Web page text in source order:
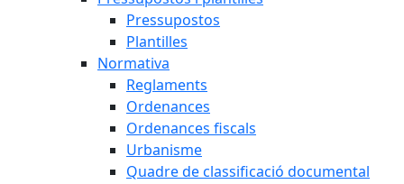
Pressupostos
Plantilles
Normativa
Reglaments
Ordenances
Ordenances fiscals
Urbanisme
Quadre de classificació documental